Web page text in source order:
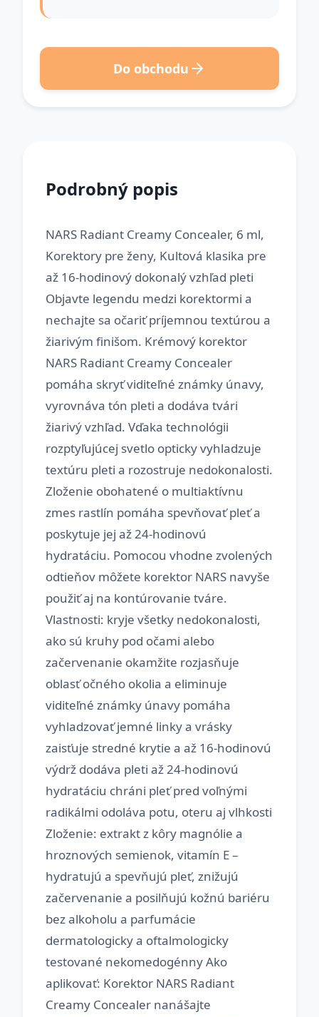
Do obchodu
Podrobný popis
NARS Radiant Creamy Concealer, 6 ml,
Korektory pre ženy, Kultová klasika pre
až 16-hodinový dokonalý vzhľad pleti
Objavte legendu medzi korektormi a
nechajte sa očariť príjemnou textúrou a
žiarivým finišom. Krémový korektor
NARS Radiant Creamy Concealer
pomáha skryť viditeľné známky únavy,
vyrovnáva tón pleti a dodáva tvári
žiarivý vzhľad. Vďaka technológii
rozptyľujúcej svetlo opticky vyhladzuje
textúru pleti a rozostruje nedokonalosti.
Zloženie obohatené o multiaktívnu
zmes rastlín pomáha spevňovať pleť a
poskytuje jej až 24-hodinovú
hydratáciu. Pomocou vhodne zvolených
odtieňov môžete korektor NARS navyše
použiť aj na kontúrovanie tváre.
Vlastnosti: kryje všetky nedokonalosti,
ako sú kruhy pod očami alebo
začervenanie okamžite rozjasňuje
oblasť očného okolia a eliminuje
viditeľné známky únavy pomáha
vyhladzovať jemné linky a vrásky
zaisťuje stredné krytie a až 16-hodinovú
výdrž dodáva pleti až 24-hodinovú
hydratáciu chráni pleť pred voľnými
radikálmi odoláva potu, oteru aj vlhkosti
Zloženie: extrakt z kôry magnólie a
hroznových semienok, vitamín E –
hydratujú a spevňujú pleť, znižujú
začervenanie a posilňujú kožnú bariéru
bez alkoholu a parfumácie
dermatologicky a oftalmologicky
testované nekomedogénny Ako
aplikovať: Korektor NARS Radiant
Creamy Concealer nanášajte